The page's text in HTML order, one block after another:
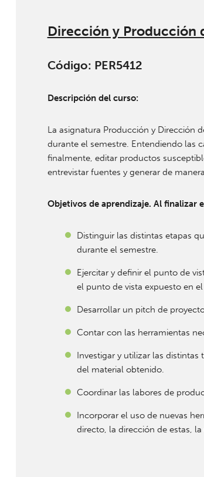
Dirección y Producción
Código: PER5412
Descripción del curso:
La asignatura Producción y Dirección
durante el semestre. Entendiendo las
finalmente, editar productos
entrevistar fuentes y generar de
Objetivos de aprendizaje. Al finalizar
Distinguir las distintas etapas
durante el semestre.
Ejercitar y definir el punto de
el punto de vista expuesto en
Desarrollar un pitch de
Contar con las herramientas
Investigar y utilizar las
del material obtenido.
Coordinar las labores de
Incorporar el uso de nuevas
directo, la dirección de estas,